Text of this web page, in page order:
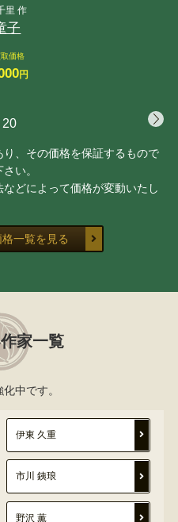
里 作
子
価格
円
20
、その価格を保証するもので
い。
どによって価格が変動いたし
一覧を見る
家一覧
中です。
伊東 久重
市川 銕琅
野沢 薫